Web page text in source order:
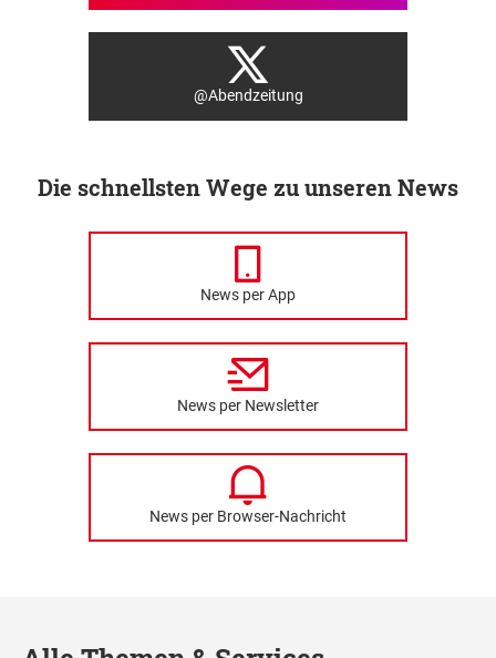
@Abendzeitung
Die schnellsten Wege zu unseren News
News per App
News per Newsletter
News per Browser-Nachricht